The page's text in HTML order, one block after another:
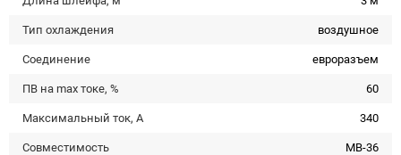
Тип охлаждения воздушное
Соединение евроразъем
ПВ на max токе, % 60
Максимальный ток, А 340
Совместимость MB-36